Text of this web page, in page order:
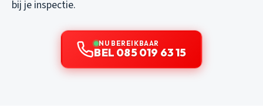
bij je inspectie.
NU BEREIKBAAR
BEL 085 019 63 15